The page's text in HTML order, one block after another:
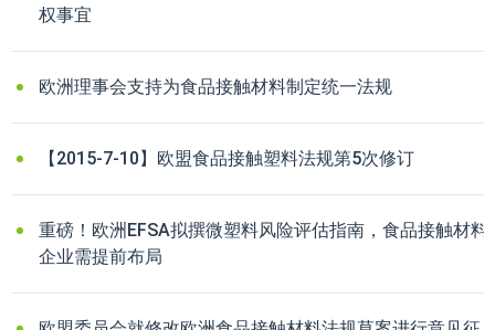
权事宜
欧洲理事会支持为食品接触材料制定统一法规
【2015-7-10】欧盟食品接触塑料法规第5次修订
重磅！欧洲EFSA拟撰微塑料风险评估指南，食品接触材料
企业需提前布局